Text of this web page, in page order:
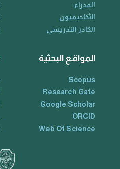
المدراء
الأكاديميون
الكادر التدريسي
المواقع البحثية
Scopus
Research Gate
Google Scholar
ORCID
Web Of Science